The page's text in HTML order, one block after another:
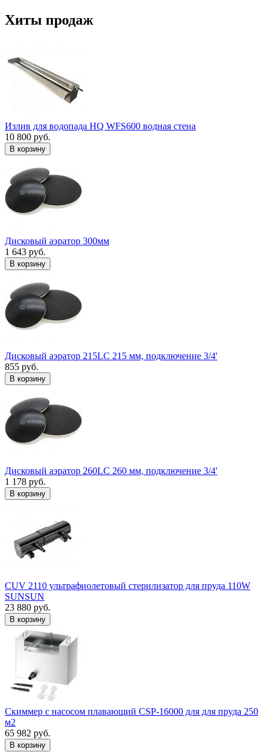
Хиты продаж
Излив для водопада HQ WFS600 водная стена
10 800 руб.
В корзину
Дисковый аэратор 300мм
1 643 руб.
В корзину
Дисковый аэратор 215LC 215 мм, подключение 3/4'
855 руб.
В корзину
Дисковый аэратор 260LC 260 мм, подключение 3/4'
1 178 руб.
В корзину
CUV 2110 ультрафиолетовый стерилизатор для пруда 110W
SUNSUN
23 880 руб.
В корзину
Скиммер с насосом плавающий CSP-16000 для для пруда 250
м2
65 982 руб.
В корзину